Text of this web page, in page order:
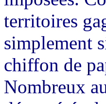
territoires
simplement
chiffon de
Nombreux